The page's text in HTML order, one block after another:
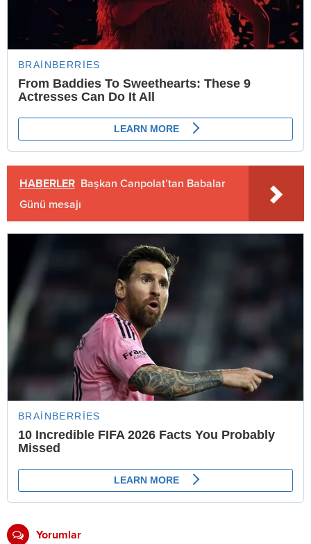
HABERLER Başkan Canpolat’tan Babalar
Günü mesajı
Yorumlar